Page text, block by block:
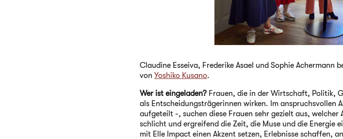
Claudine Esseiva, Frederike Asael und Sophie Achermann
von Yoshiko Kusano.
Wer ist eingeladen? Frauen, die in der Wirtschaft, Politik,
als Entscheidungsträgerinnen wirken. Im anspruchsvollen
aufgeteilt -, suchen diese Frauen sehr gezielt aus,
schlicht und ergreifend die Zeit, die Muse und die Energie
mit Elle Impact einen Akzent setzen, Erlebnisse schaffen,